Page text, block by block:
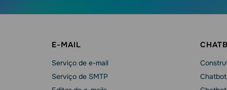
E-MAIL
Serviço de e-mail
Serviço de SMTP